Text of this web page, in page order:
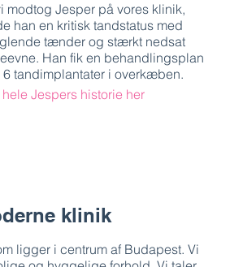
modtog Jesper på vores klinik,
han en kritisk tandstatus med
tænder og stærkt nedsat
Han fik en behandlingsplan
6 tandimplantater i overkæben.
Jespers historie her
klinik
ligger i centrum af Budapest. Vi